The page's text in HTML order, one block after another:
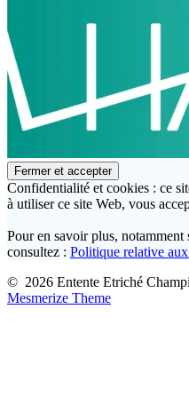
Confidentialité et cookies : ce
à utiliser ce site Web, vous
Pour en savoir plus,
consultez : Politique relative
© 2026 Entente Etriché
Mesmerize Theme